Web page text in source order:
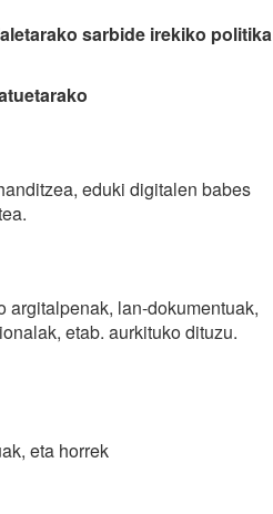
sarbide irekiko politika
eduki digitalen babes
argitalpenak, lan-dokumentuak,
etab. aurkituko dituzu.
eta horrek